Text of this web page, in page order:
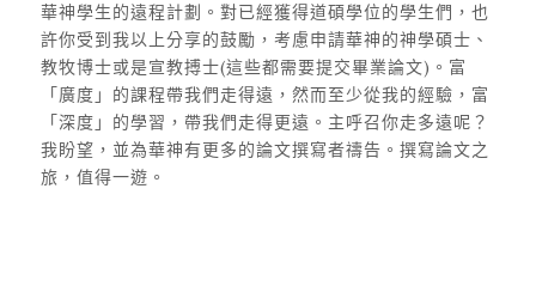
華神學生的遠程計劃。對已經獲得道碩學位的學生們，也
許你受到我以上分享的鼓勵，考慮申請華神的神學碩士、
教牧博士或是宣教搏士(這些都需要提交畢業論文)。富
「廣度」的課程帶我們走得遠，然而至少從我的經驗，富
「深度」的學習，帶我們走得更遠。主呼召你走多遠呢？
我盼望，並為華神有更多的論文撰寫者禱告。撰寫論文之
旅，值得一遊。